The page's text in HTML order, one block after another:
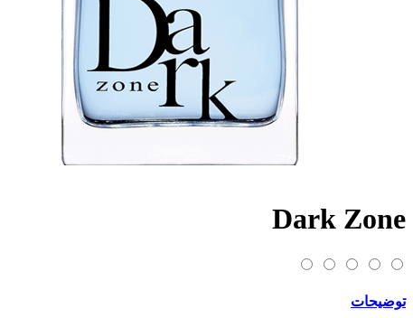
Dark Zone
توضیحات